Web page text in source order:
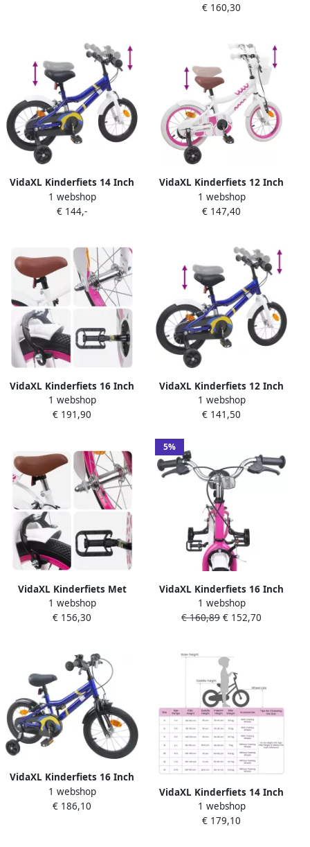
€ 160,30
VidaXL Kinderfiets 14 Inch
voor 3-5 jaar oud Blauw wit
1 webshop
€ 144,-
VidaXL Kinderfiets 12 Inch
voor 2-4 jaar oud Wit
1 webshop
€ 147,40
VidaXL Kinderfiets 16 Inch
voor 4-6 jaar oud Wit
1 webshop
€ 191,90
VidaXL Kinderfiets 12 Inch
voor 2-4 jaar oud Blauw wit
1 webshop
€ 141,50
VidaXL Kinderfiets Met
Zijwieltjes 14 Inch voor 3-5
jaar oud Wit
1 webshop
€ 156,30
5%
VidaXL Kinderfiets 16 Inch
voor 4-6 jaar oud Roze Wit
1 webshop
€ 160,89 € 152,70
VidaXL Kinderfiets 16 Inch
voor 4-6 jaar oud Blauw wit
1 webshop
€ 186,10
VidaXL Kinderfiets 14 Inch
voor 3-5 jaar oud Wit
1 webshop
€ 179,10